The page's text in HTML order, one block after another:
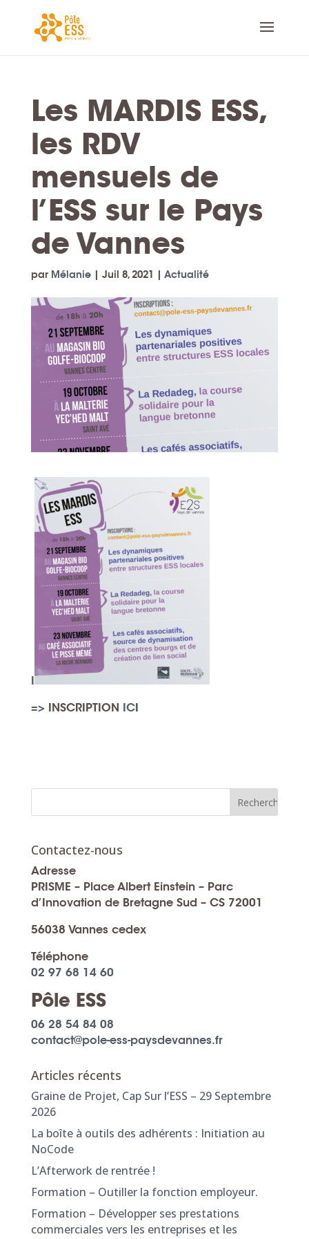
Les MARDIS ESS,
les RDV
mensuels de
l’ESS sur le Pays
de Vannes
par Mélanie| Juil 8, 2021 | Actualité
I
=> INSCRIPTION ICI
Contactez-nous
Adresse
PRISME – Place Albert Einstein – Parc
d’Innovation de Bretagne Sud – CS 72001
56038 Vannes cedex
Téléphone
02 97 68 14 60
Pôle ESS
06 28 54 84 08
contact@pole-ess-paysdevannes.fr
Articles récents
Graine de Projet, Cap Sur l’ESS – 29 Septembre
2026
La boîte à outils des adhérents : Initiation au
NoCode
L’Afterwork de rentrée !
Formation – Outiller la fonction employeur.
Formation – Développer ses prestations
commerciales vers les entreprises et les